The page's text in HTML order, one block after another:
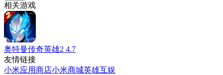
相关游戏
奥特曼传奇英雄2 4.7
友情链接
小米应用商店小米商城英雄互娱